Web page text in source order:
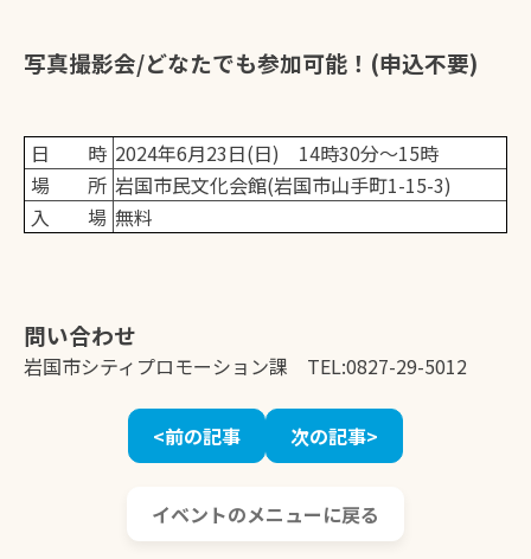
写真撮影会/どなたでも参加可能！(申込不要)
日 時 2024年6月23日(日) 14時30分～15時
場 所 岩国市民文化会館(岩国市山手町1-15-3)
入 場 無料
問い合わせ
岩国市シティプロモーション課 TEL:0827-29-5012
<前の記事 次の記事>
イベントのメニューに戻る